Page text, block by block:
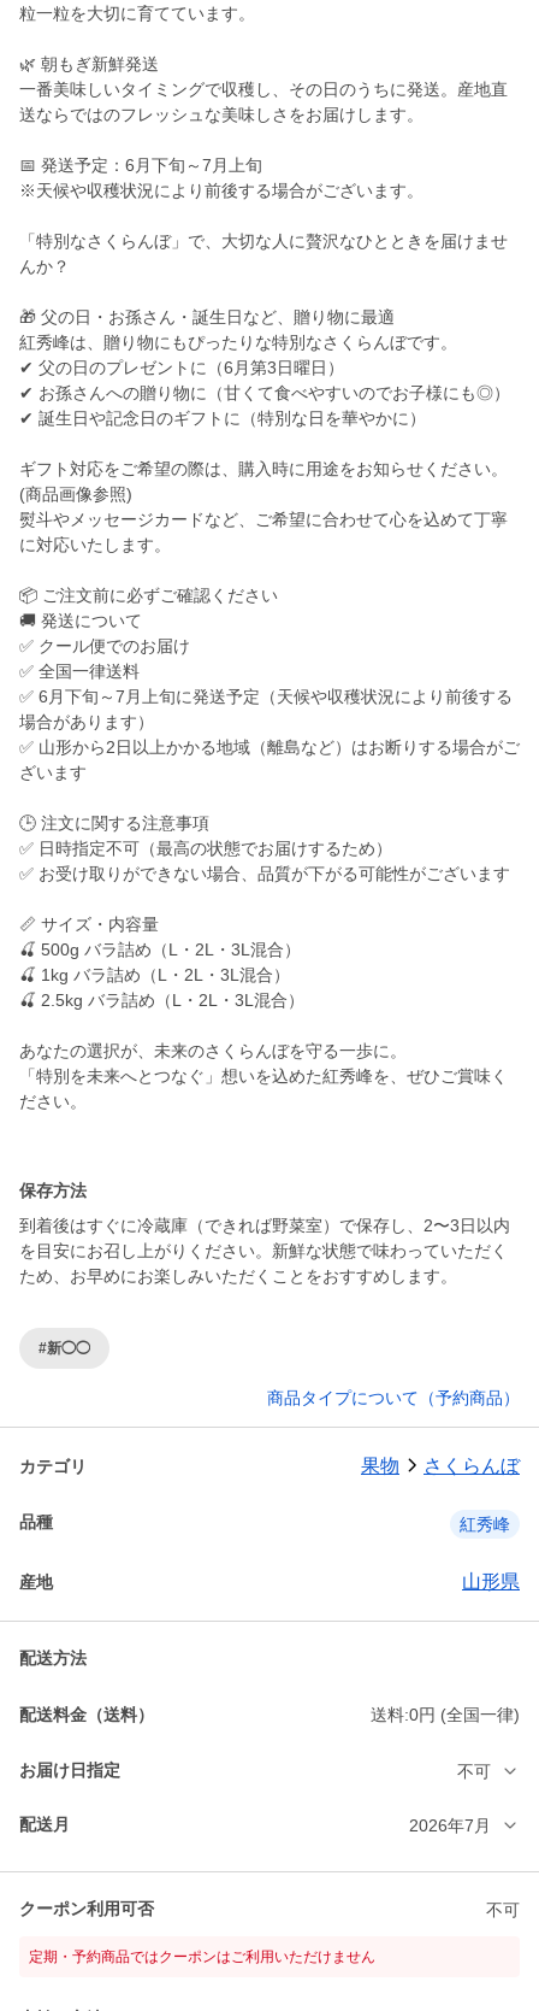
粒一粒を大切に育てています。
🌿 朝もぎ新鮮発送
一番美味しいタイミングで収穫し、その日のうちに発送。産地直
送ならではのフレッシュな美味しさをお届けします。
📅 発送予定：6月下旬～7月上旬
※天候や収穫状況により前後する場合がございます。
「特別なさくらんぼ」で、大切な人に贅沢なひとときを届けませ
んか？
🎁 父の日・お孫さん・誕生日など、贈り物に最適
紅秀峰は、贈り物にもぴったりな特別なさくらんぼです。
✔ 父の日のプレゼントに（6月第3日曜日）
✔ お孫さんへの贈り物に（甘くて食べやすいのでお子様にも◎）
✔ 誕生日や記念日のギフトに（特別な日を華やかに）
ギフト対応をご希望の際は、購入時に用途をお知らせください。
(商品画像参照)
熨斗やメッセージカードなど、ご希望に合わせて心を込めて丁寧
に対応いたします。
📦 ご注文前に必ずご確認ください
🚚 発送について
✅ クール便でのお届け
✅ 全国一律送料
✅ 6月下旬～7月上旬に発送予定（天候や収穫状況により前後する
場合があります）
✅ 山形から2日以上かかる地域（離島など）はお断りする場合がご
ざいます
🕒 注文に関する注意事項
✅ 日時指定不可（最高の状態でお届けするため）
✅ お受け取りができない場合、品質が下がる可能性がございます
📏 サイズ・内容量
🍒 500g バラ詰め（L・2L・3L混合）
🍒 1kg バラ詰め（L・2L・3L混合）
🍒 2.5kg バラ詰め（L・2L・3L混合）
あなたの選択が、未来のさくらんぼを守る一歩に。
「特別を未来へとつなぐ」想いを込めた紅秀峰を、ぜひご賞味く
ださい。
保存方法
到着後はすぐに冷蔵庫（できれば野菜室）で保存し、2〜3日以内
を目安にお召し上がりください。新鮮な状態で味わっていただく
ため、お早めにお楽しみいただくことをおすすめします。
#新◯◯
商品タイプについて（予約商品）
カテゴリ 果物 さくらんぼ
品種 紅秀峰
産地 山形県
配送方法
配送料金（送料） 送料:0円 (全国一律)
お届け日指定 不可
配送月 2026年7月
クーポン利用可否 不可
定期・予約商品ではクーポンはご利用いただけません